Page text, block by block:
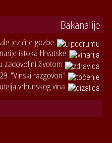
Bakanalije
jezične gozbe
istoka Hrvatske
zadovoljni životom
"Vinski razgovori"
vrhunskog vina